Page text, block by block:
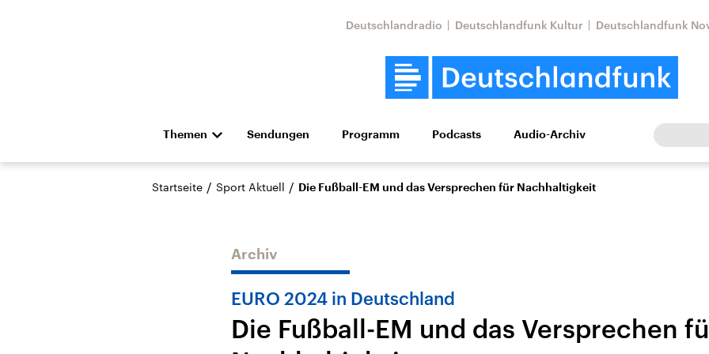
Deutschlandradio Deutschlandfunk Kultur Deutschlandfunk
Themen
Die Nachrichten Politik Wirtschaft Wissen Kultur Europa
Hörspiel und Feature Musik
Landtagswahl Sachsen-
USA
Nahostkonflikt
Iran
Sendungen Programm Podcasts Audio-Archiv
Startseite / Sport Aktuell / Die Fußball-EM und das Versprechen für Nachhaltigkeit
Archiv
EURO 2024 in Deutschland
Die Fußball-EM und das Versprechen